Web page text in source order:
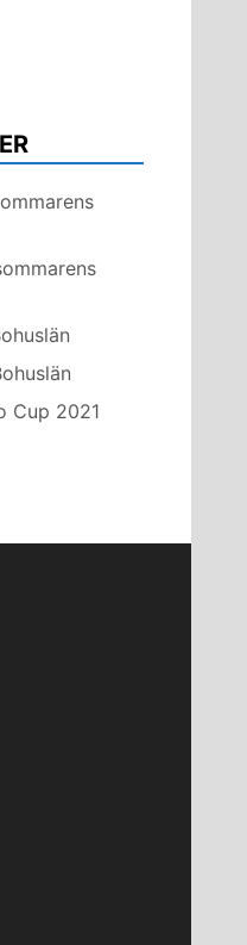
Cup 2021